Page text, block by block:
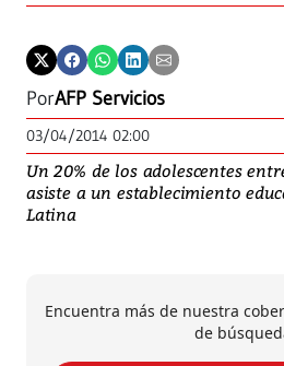
PorAFP Servicios
03/04/2014 02:00
Un 20% de los adolescentes
asiste a un establecimiento
Latina
Encuentra más de nuestra
de